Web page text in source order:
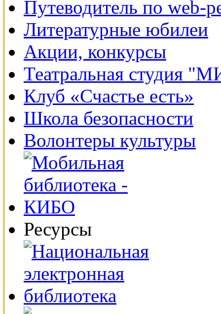
Путеводитель по web-
Литературные юбилеи
Акции, конкурсы
Театральная студия
Клуб «Счастье есть»
Школа безопасности
Волонтеры культуры
Ресурсы